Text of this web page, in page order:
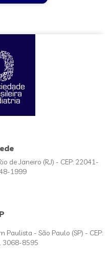
de Janeiro (RJ) - CEP: 22041-
1999
- São Paulo (SP) - CEP:
3068-8595